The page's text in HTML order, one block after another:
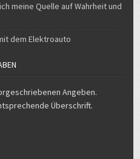
meine Quelle auf Wahrheit und
dem Elektroauto
Angeben.
Überschrift.